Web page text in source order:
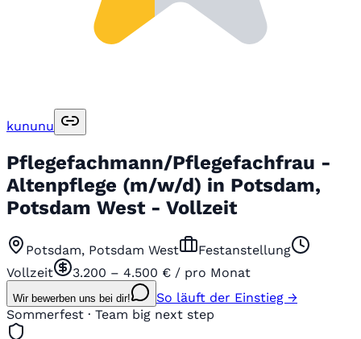
kununu
Pflegefachmann/Pflegefachfrau -
Altenpflege (m/w/d) in Potsdam,
Potsdam West - Vollzeit
Potsdam, Potsdam West
Festanstellung
Vollzeit
3.200 – 4.500 € / pro Monat
Wir bewerben uns bei dir!
So läuft der Einstieg →
Sommerfest · Team big next step